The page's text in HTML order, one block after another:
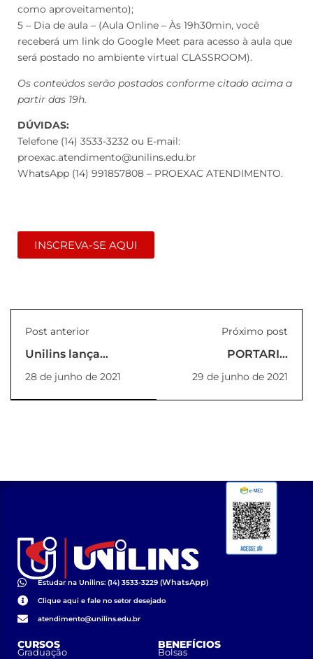
como aproveitamento);
5 – Dia de aula – (Aula Online – Às 19h30min, você
receberá um link do Google Meet para acesso à aula que
será postado no ambiente virtual CLASSROOM).
Os conteúdos serão postados conforme citado acima a
partir das 19h.
DÚVIDAS:
Telefone (14) 3533-3232 ou E-mail:
proexac.atendimento@unilins.edu.br
WhatsApp (14) 991857808 – PROEXAC ATENDIMENTO.
INSCREVA-SE AQUI
Post anterior
Unilins lança
concurso para
composição da letra
do jingle do
28 de junho de 2021
Próximo post
PORTARIA
PrP_01/2021
29 de junho de 2021
Estudar na Unilins: (14) 3533-3229 (WhatsApp)
Clique aqui e fale no setor desejado
atendimento@unilins.edu.br
CURSOS
Graduação
BENEFÍCIOS
Bolsas